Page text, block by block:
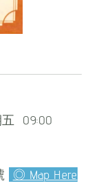
09:00
◎ Map Here